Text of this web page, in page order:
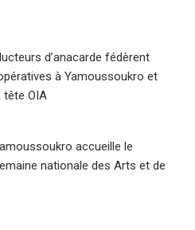
d’anacarde fédèrent
à Yamoussoukro et
tête OIA
accueille le
nationale des Arts et de